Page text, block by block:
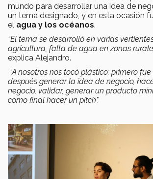
mundo para desarrollar una idea de
un tema designado, y en esta ocasión
el agua y los océanos.
“El tema se desarrolló en varias
agricultura, falta de agua en zonas
explica Alejandro.
“A nosotros nos tocó plástico: primero fue
después generar la idea de negocio,
negocio, validar, generar un producto
como final hacer un pitch".